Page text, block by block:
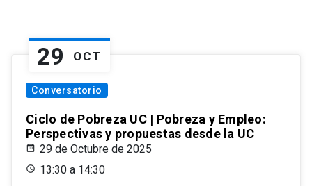
29 OCT
Conversatorio
Ciclo de Pobreza UC | Pobreza y Empleo:
Perspectivas y propuestas desde la UC
29 de Octubre de 2025
13:30 a 14:30